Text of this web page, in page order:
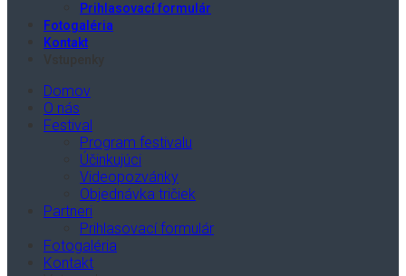
Prihlasovací formulár
Fotogaléria
Kontakt
Domov
O nás
Festival
Program festivalu
Účinkujúci
Videopozvánky
Objednávka tričiek
Partneri
Prihlasovací formulár
Fotogaléria
Kontakt